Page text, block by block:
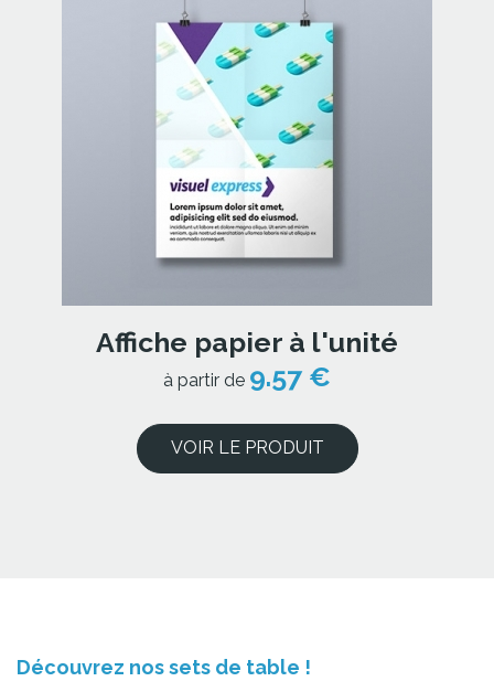
Affiche papier à l'unité
à partir de 9.57 €
VOIR LE PRODUIT
Découvrez nos sets de table !